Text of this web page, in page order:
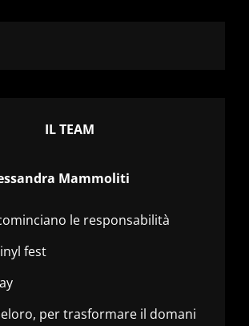
IL TEAM
Mammoliti
le responsabilità
fest
per trasformare il domani